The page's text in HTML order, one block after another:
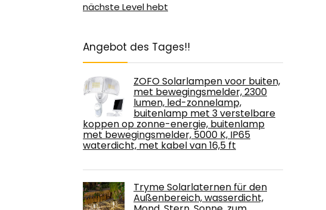
nächste Level hebt
Angebot des Tages!!
ZOFO Solarlampen voor buiten,
met bewegingsmelder, 2300
lumen, led-zonnelamp,
buitenlamp met 3 verstelbare
koppen op zonne-energie, buitenlamp
met bewegingsmelder, 5000 K, IP65
waterdicht, met kabel van 16,5 ft
Tryme Solarlaternen für den
Außenbereich, wasserdicht,